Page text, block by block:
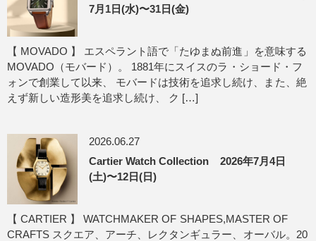
7月1日(水)〜31日(金)
【 MOVADO 】 エスペラント語で「たゆまぬ前進」を意味する
MOVADO（モバード）。 1881年にスイスのラ・ショード・フ
ォンで創業して以来、 モバードは技術を追求し続け、また、絶
えず新しい造形美を追求し続け、 ク […]
2026.06.27
Cartier Watch Collection 2026年7月4日
(土)〜12日(日)
【 CARTIER 】 WATCHMAKER OF SHAPES,MASTER OF
CRAFTS スクエア、アーチ、レクタンギュラー、オーバル。20